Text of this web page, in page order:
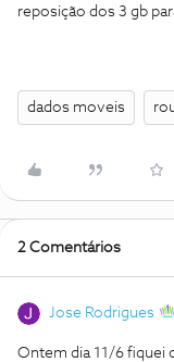
reposição dos 3 gb
dados moveis
2 Comentários
Jose Rodrigues
Ontem dia 11/6 fiquei